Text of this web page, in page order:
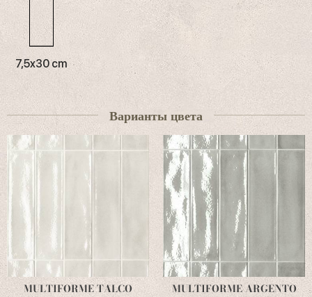
свободу благодаря возможности создания различных
комбинаций. От одноименных цемента и полимерных
материалов Multiforme Marca Corona до текстурных
комбинаций, включающих дерево, терракоту и мрамор.
7,5x30 cm
Варианты цвета
MULTIFORME TALCO MULTIFORME ARGENTO